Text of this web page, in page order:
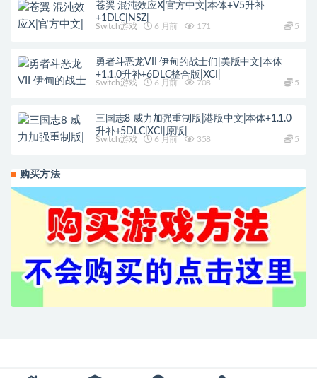
苍翼 混沌效应X|官方中文|本体+V5升补
+1DLC|NSZ|
Switch游戏 6 月前 171 5
勇者斗恶龙VII 伊甸的战士们|美版中文|本体
+1.1.0升补+6DLC整合版|XCI|
Switch游戏 6 月前 708 5
三国志8 威力加强重制版|港版中文|本体+1.1.0
升补+5DLC|XCI|原版|
Switch游戏 6 月前 358 5
购买方法